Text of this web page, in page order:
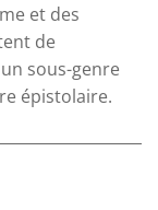
et des
de
sous-genre
épistolaire.